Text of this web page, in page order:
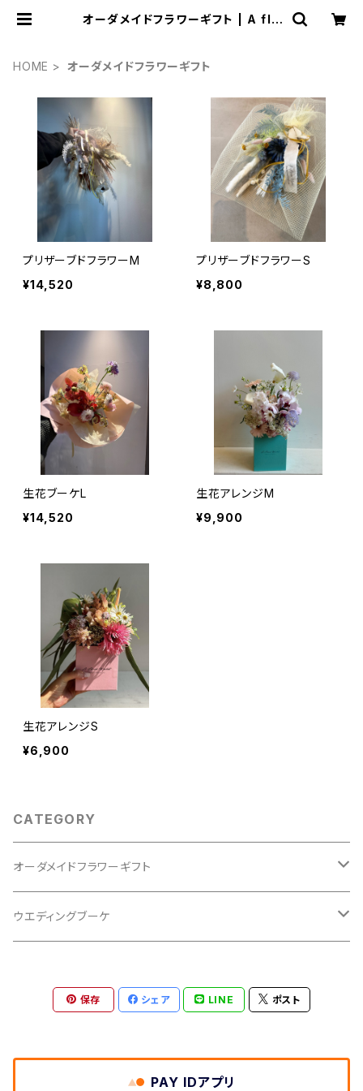
オーダメイドフラワーギフト | A flo
HOME オーダメイドフラワーギフト
プリザーブドフラワーM
¥14,520
プリザーブドフラワーS
¥8,800
生花ブーケL
¥14,520
生花アレンジM
¥9,900
生花アレンジS
¥6,900
CATEGORY
オーダメイドフラワーギフト
生花アレンジ
ウエディングブーケ
ブートニア
プリザーブドフラワー
保存 シェア LINE ポスト
PAY IDアプリ